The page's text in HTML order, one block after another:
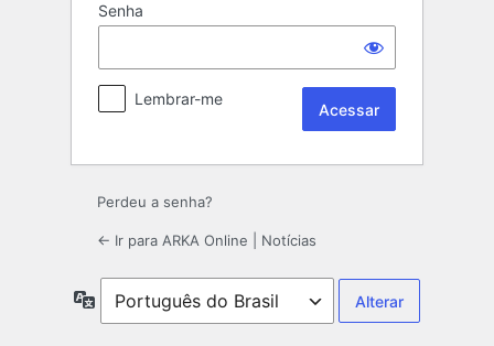
Senha
Lembrar-me
Perdeu a senha?
← Ir para ARKA Online | Notícias
Idioma